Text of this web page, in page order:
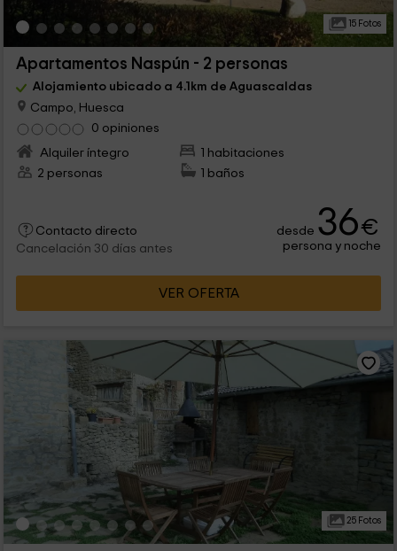
15 Fotos
Apartamentos Naspún - 2 personas
Alojamiento ubicado a 4.1km de Aguascaldas
Campo, Huesca
0 opiniones
Alquiler íntegro
1 habitaciones
2 personas
1 baños
Contacto directo
Cancelación 30 días antes
desde 36€
persona y noche
VER OFERTA
25 Fotos